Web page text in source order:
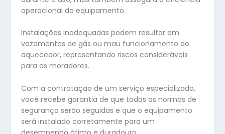
operacional do equipamento.
Instalações inadequadas podem resultar em
vazamentos de gás ou mau funcionamento do
aquecedor, representando riscos consideráveis
para os moradores.
Com a contratação de um serviço especializado,
você recebe garantia de que todas as normas de
segurança serão seguidas e que o equipamento
será instalado corretamente para um